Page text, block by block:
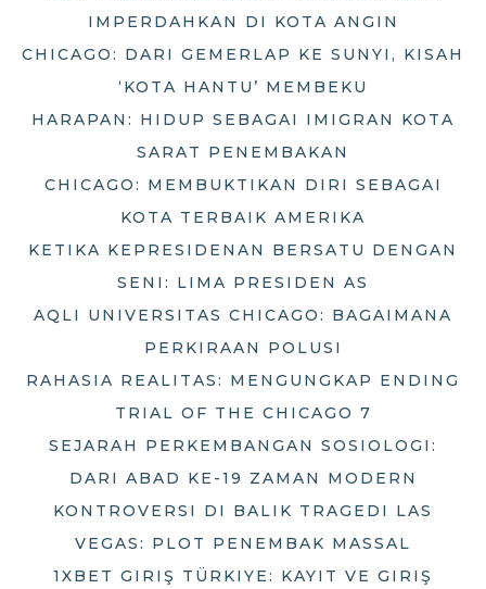
IMPERDAHKAN DI KOTA ANGIN
CHICAGO: DARI GEMERLAP KE SUNYI, KISAH
‘KOTA HANTU’ MEMBEKU
HARAPAN: HIDUP SEBAGAI IMIGRAN KOTA
SARAT PENEMBAKAN
CHICAGO: MEMBUKTIKAN DIRI SEBAGAI
KOTA TERBAIK AMERIKA
KETIKA KEPRESIDENAN BERSATU DENGAN
SENI: LIMA PRESIDEN AS
AQLI UNIVERSITAS CHICAGO: BAGAIMANA
PERKIRAAN POLUSI
RAHASIA REALITAS: MENGUNGKAP ENDING
TRIAL OF THE CHICAGO 7
SEJARAH PERKEMBANGAN SOSIOLOGI:
DARI ABAD KE-19 ZAMAN MODERN
KONTROVERSI DI BALIK TRAGEDI LAS
VEGAS: PLOT PENEMBAK MASSAL
1XBET GIRIŞ TÜRKIYE: KAYIT VE GIRIŞ